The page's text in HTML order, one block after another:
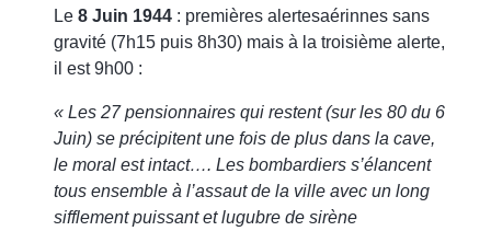
Le 8 Juin 1944 : premières alertesaérinnes sans
gravité (7h15 puis 8h30) mais à la troisième alerte,
il est 9h00 :
« Les 27 pensionnaires qui restent (sur les 80 du 6
Juin) se précipitent une fois de plus dans la cave,
le moral est intact…. Les bombardiers s’élancent
tous ensemble à l’assaut de la ville avec un long
sifflement puissant et lugubre de sirène